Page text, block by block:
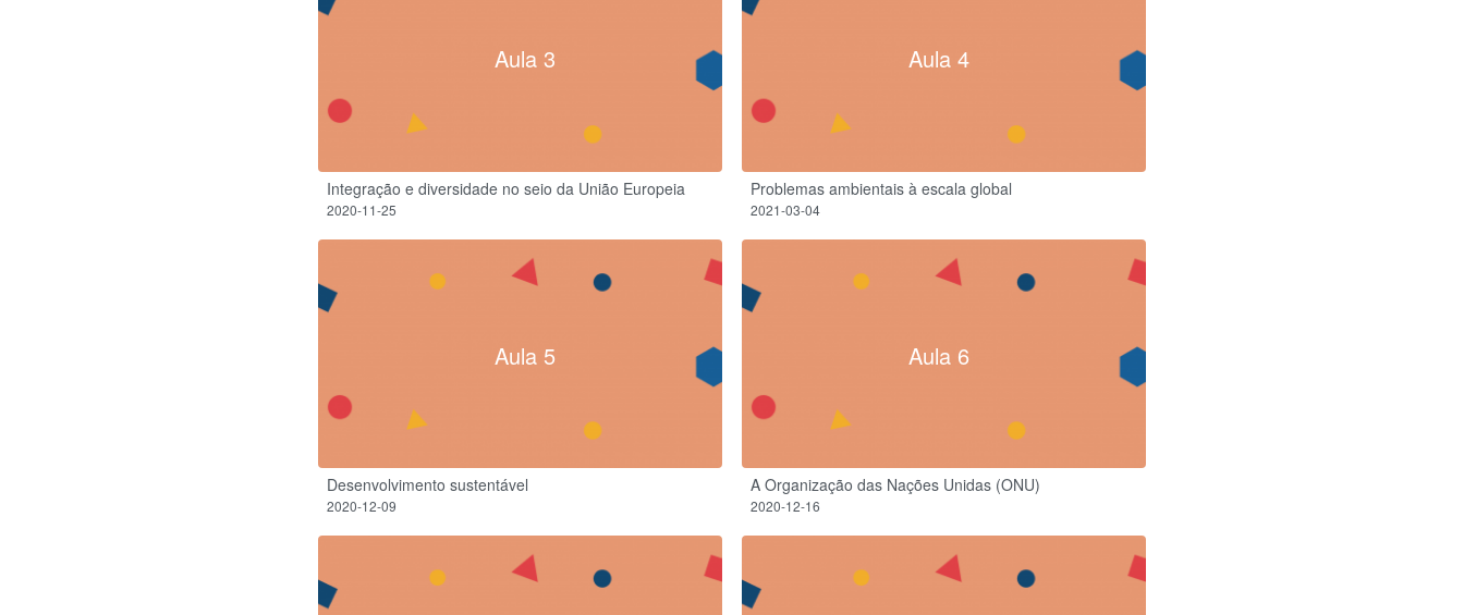
Aula 3
Integração e diversidade no seio da União Europeia
2020-11-25
Aula 4
Problemas ambientais à escala global
2021-03-04
Aula 5
Desenvolvimento sustentável
2020-12-09
Aula 6
A Organização das Nações Unidas (ONU)
2020-12-16